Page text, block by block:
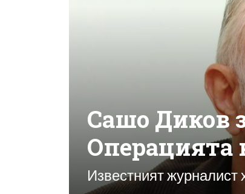
Сашо Диков
Операцията
Известният